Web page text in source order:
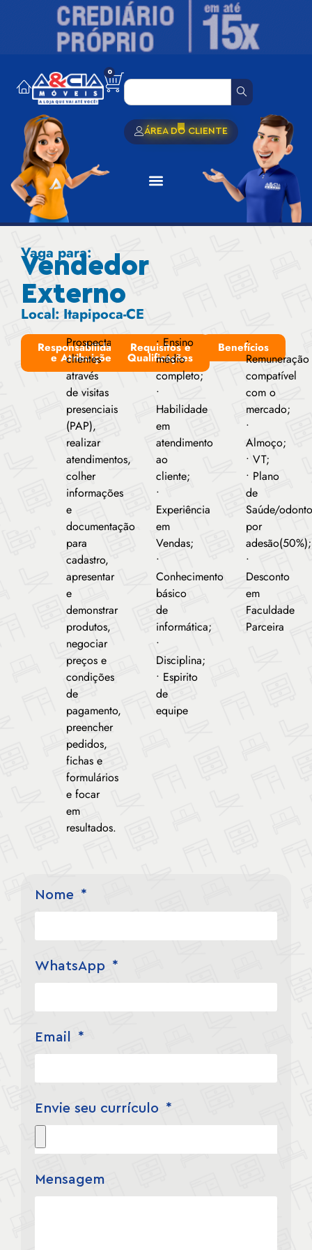
0
ÁREA DO CLIENTE
Vaga para:
Vendedor
Externo
Local: Itapipoca-CE
Responsabilidades
e Atribuições
Prospectar
clientes
através
de visitas
presenciais
(PAP),
realizar
atendimentos,
colher
informações
e
documentação
para
cadastro,
apresentar
e
demonstrar
produtos,
negociar
preços e
condições
de
pagamento,
preencher
pedidos,
fichas e
formulários
e focar
em
resultados.
Requisitos e
Qualificações
• Ensino
médio
completo;
•
Habilidade
em
atendimento
ao
cliente;
•
Experiência
em
Vendas;
•
Conhecimento
básico
de
informática;
•
Disciplina;
• Espirito
de
equipe
Benefícios
•
Remuneração
compatível
com o
mercado;
•
Almoço;
• VT;
• Plano
de
Saúde/
por
adesão(50%);
•
Desconto
em
Faculdade
Parceira
Nome
WhatsApp
Email
Envie seu currículo
Mensagem